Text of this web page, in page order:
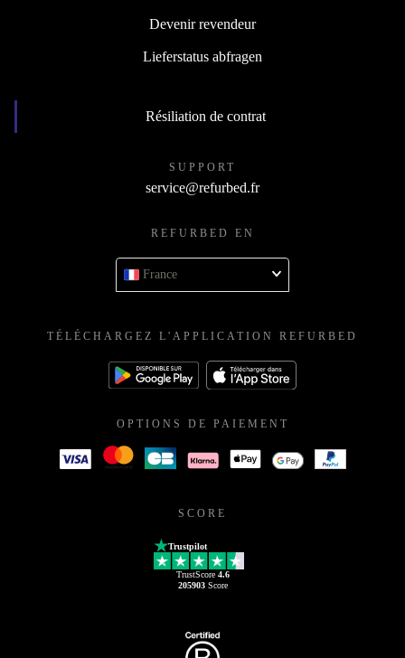
Devenir revendeur
Lieferstatus abfragen
Résiliation de contrat
SUPPORT
service@refurbed.fr
REFURBED EN
France
TÉLÉCHARGEZ L'APPLICATION REFURBED
OPTIONS DE PAIEMENT
SCORE
Trustpilot
TrustScore 4.6
205903Score